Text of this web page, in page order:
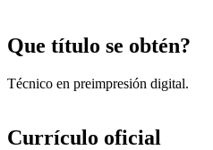
Que título se obtén?
Técnico en preimpresión digital.
Currículo oficial